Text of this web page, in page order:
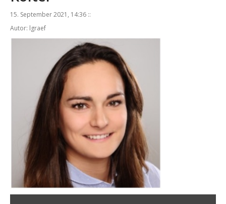
15. September 2021, 14:36 ::
Autor: lgraef